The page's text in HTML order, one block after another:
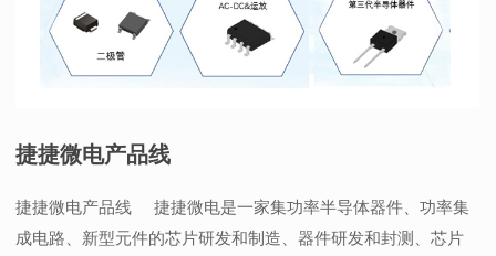
捷捷微电产品线
捷捷微电产品线 捷捷微电是一家集功率半导体器件、功率集
成电路、新型元件的芯片研发和制造、器件研发和封测、芯片